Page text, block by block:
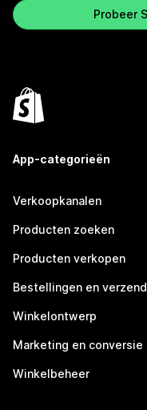
Probeer
App-categorieën
Verkoopkanalen
Producten zoeken
Producten verkopen
Bestellingen en
Winkelontwerp
Marketing en conversie
Winkelbeheer